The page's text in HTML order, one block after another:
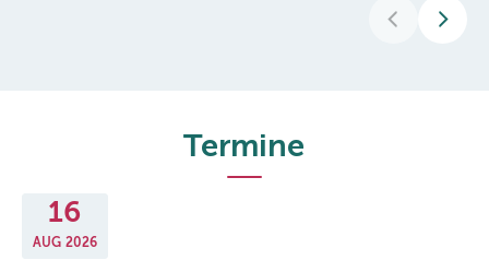
Termine
16
AUG 2026